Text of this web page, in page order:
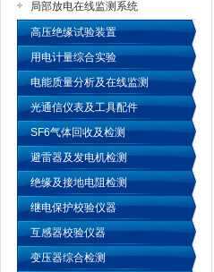
局部放电在线监测系统
高压绝缘试验装置
用电计量综合实验
电能质量分析及在线监测
光通信仪表及工具配件
SF6气体回收及检测
避雷器及发电机检测
绝缘及接地电阻检测
继电保护校验仪器
互感器校验仪器
变压器综合检测